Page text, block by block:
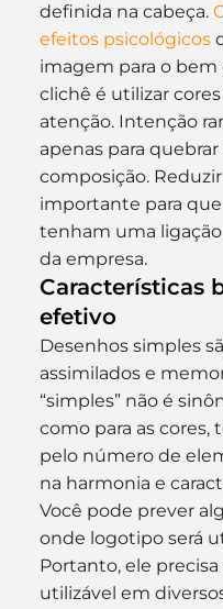
definida na cabeça.
efeitos psicológicos
imagem para o bem
clichê é utilizar
atenção. Intenção
apenas para
composição.
importante para
tenham uma
da empresa.
Características
efetivo
Desenhos simples
assimilados e
“simples” não é
como para as
pelo número de
na harmonia e
Você pode prever
onde logotipo será
Portanto, ele
utilizável em